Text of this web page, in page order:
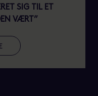
SIG TIL ET
VÆRT”